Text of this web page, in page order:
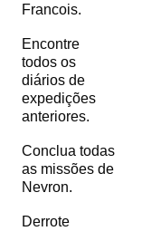
Francois.
Encontre
todos os
diários de
expedições
anteriores.
Conclua todas
as missões de
Nevron.
Derrote